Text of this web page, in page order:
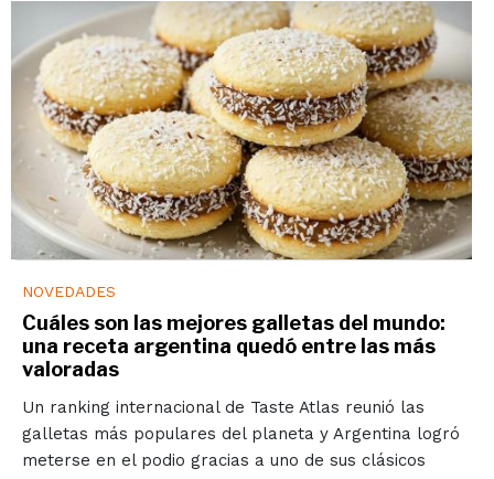
NOVEDADES
Cuáles son las mejores galletas del mundo:
una receta argentina quedó entre las más
valoradas
Un ranking internacional de Taste Atlas reunió las
galletas más populares del planeta y Argentina logró
meterse en el podio gracias a uno de sus clásicos